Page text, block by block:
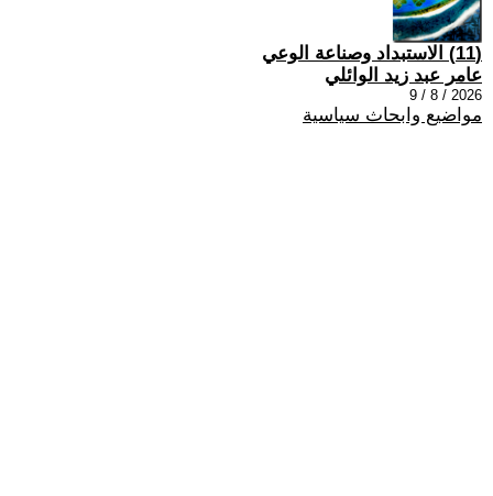
(11) الاستبداد وصناعة الوعي
عامر عبد زيد الوائلي
2026 / 8 / 9
مواضيع وابحاث سياسية